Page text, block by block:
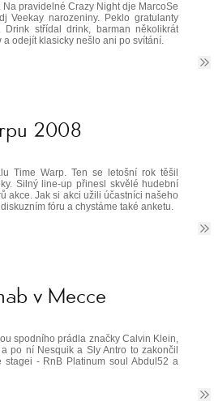
pravidelné Crazy Night dje MarcoSe
Veekay narozeniny. Peklo gratulanty
střídal drink, barman několikrát
odejít klasicky nešlo ani po svítání.
2008
Time Warp. Ten se letošní rok těšil
Silný line-up přinesl skvělé hudební
akce. Jak si akci užili účastníci našeho
fóru a chystáme také anketu.
v Mecce
spodního prádla značky Calvin Klein,
po ní Nesquik a Sly Antro to zakončil
stagei - RnB Platinum soul Abdul52 a